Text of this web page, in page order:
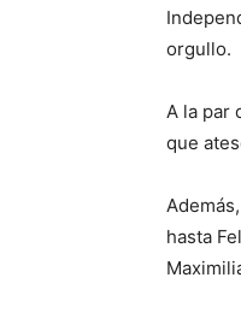
orgullo.
A la par
que
hasta